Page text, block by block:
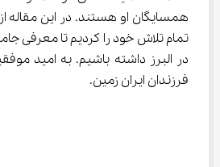
همسایگان او هستند. در این مقاله
تمام تلاش خود را کردیم تا معرفی
فرزندان ایران زمین.